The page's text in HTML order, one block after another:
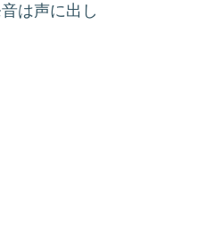
は声に出し